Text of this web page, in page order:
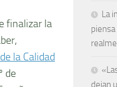
finalizar la
la Calidad
de
La
dejan